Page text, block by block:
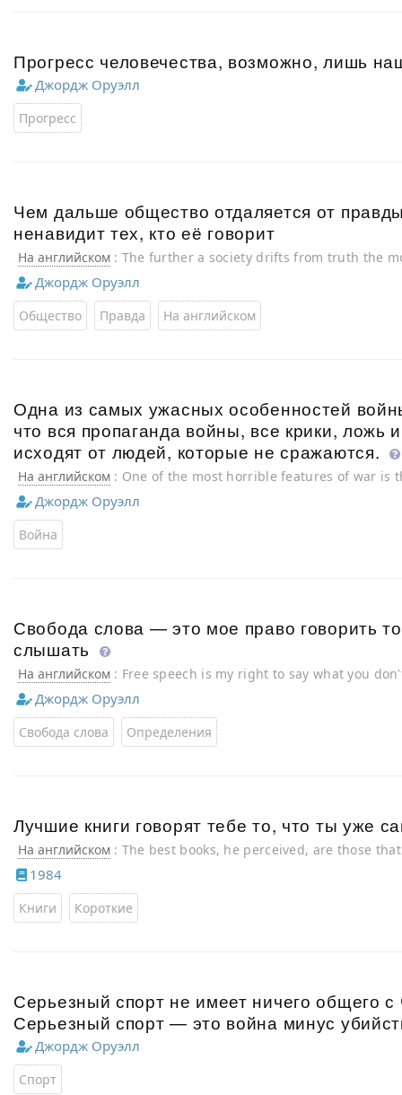
Прогресс человечества, возможно, лишь
Джордж Оруэлл
Прогресс
Чем дальше общество отдаляется от
ненавидит тех, кто её говорит
На английском : The further a society drifts from truth the
speak it
Джордж Оруэлл
Общество Правда На английском
Одна из самых ужасных особенностей
что вся пропаганда войны, все крики, ложь
исходят от людей, которые не сражаются.
На английском : One of the most horrible features of war is
propaganda, all the screaming and lies and hatred, comes
are not fighting
Джордж Оруэлл
Война
Свобода слова — это мое право говорить
слышать
На английском : Free speech is my right to say what you
Джордж Оруэлл
Свобода слова Определения
Лучшие книги говорят тебе то, что ты уже
На английском : The best books, he perceived, are those
already.
1984
Книги Короткие
Серьезный спорт не имеет ничего общего с
Серьезный спорт — это война минус
Джордж Оруэлл
Спорт